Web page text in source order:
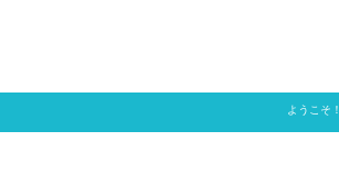
ようこそ！